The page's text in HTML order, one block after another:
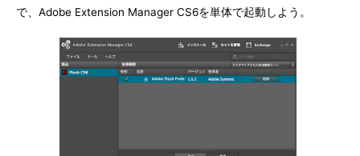
で、Adobe Extension Manager CS6を単体で起動しよう。